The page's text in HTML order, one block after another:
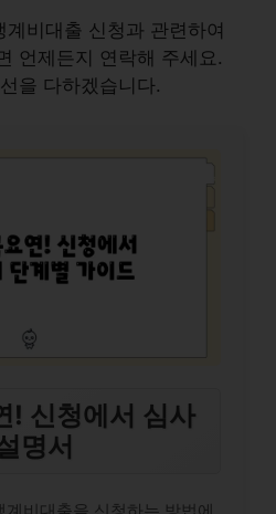
비대출 신청과 관련하여
언제든지 연락해 주세요.
을 다하겠습니다.
! 신청에서 심사
명서
비대출을 신청하는 방법에